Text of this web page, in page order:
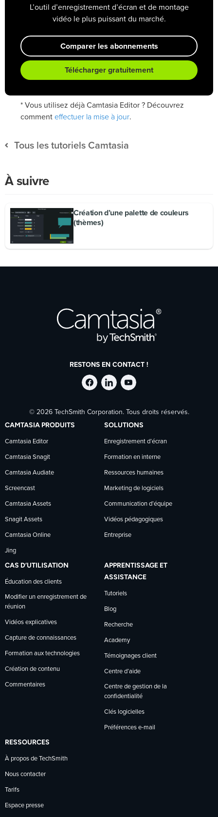
L’outil d’enregistrement d’écran et de montage
vidéo le plus puissant du marché.
Comparer les abonnements
Télécharger gratuitement
* Vous utilisez déjà Camtasia Editor ? Découvrez
comment effectuer la mise à jour.
Tous les tutoriels Camtasia
À suivre
Création d’une palette de couleurs
(thèmes)
RESTONS EN CONTACT !
Suivre
TechSmith
sur
Facebook
Suivre
TechSmith
sur
LinkedIn
Suivre
TechSmith
sur
YouTube
© 2026 TechSmith Corporation. Tous droits réservés.
CAMTASIA PRODUITS
Camtasia Editor
Camtasia Snagit
Camtasia Audiate
Screencast
Camtasia Assets
Snagit Assets
Camtasia Online
Jing
SOLUTIONS
Enregistrement d’écran
Formation en interne
Ressources humaines
Marketing de logiciels
Communication d’équipe
Vidéos pédagogiques
Entreprise
CAS D’UTILISATION
Éducation des clients
Modifier un enregistrement de
réunion
Vidéos explicatives
Capture de connaissances
Formation aux technologies
Création de contenu
Commentaires
APPRENTISSAGE ET
ASSISTANCE
Tutoriels
Blog
Recherche
Academy
Témoignages client
Centre d’aide
Centre de gestion de la
confidentialité
Clés logicielles
Préférences e-mail
RESSOURCES
À propos de TechSmith
Nous contacter
Tarifs
Espace presse